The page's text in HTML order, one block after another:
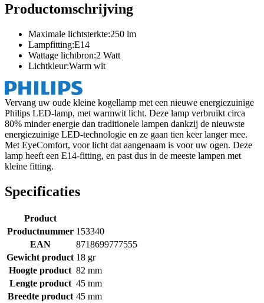
Productomschrijving
Maximale lichtsterkte:250 lm
Lampfitting:E14
Wattage lichtbron:2 Watt
Lichtkleur:Warm wit
Vervang uw oude kleine kogellamp met een nieuwe energiezuinige
Philips LED-lamp, met warmwit licht. Deze lamp verbruikt circa
80% minder energie dan traditionele lampen dankzij de nieuwste
energiezuinige LED-technologie en ze gaan tien keer langer mee.
Met EyeComfort, voor licht dat aangenaam is voor uw ogen. Deze
lamp heeft een E14-fitting, en past dus in de meeste lampen met
kleine fitting.
Specificaties
Product
Productnummer 153340
EAN
8718699777555
Gewicht product 18 gr
Hoogte product 82 mm
Lengte product 45 mm
Breedte product 45 mm